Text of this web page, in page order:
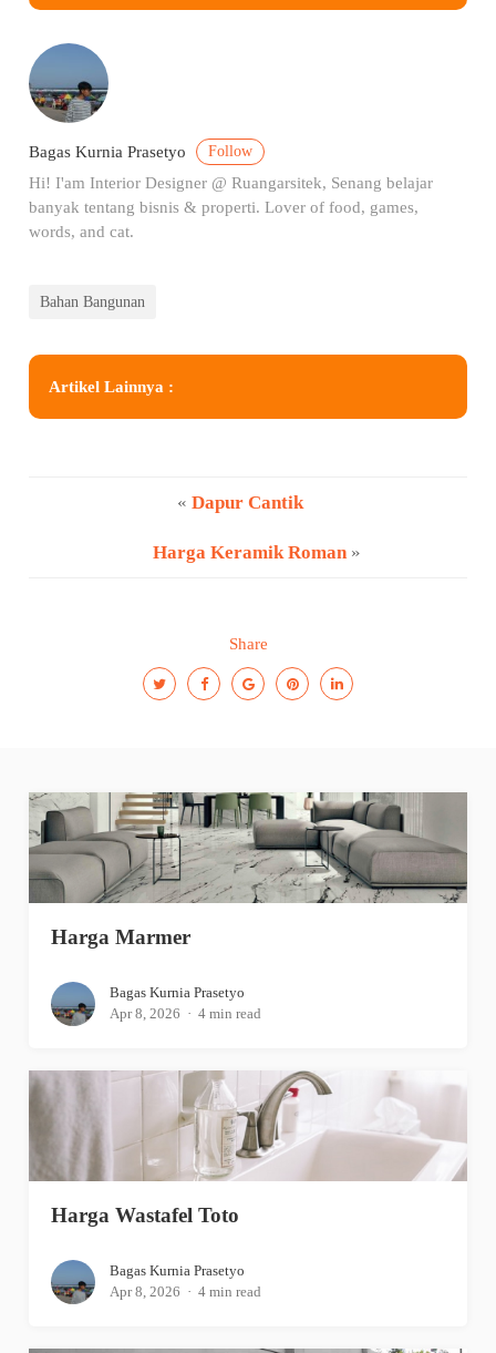
Share
Bagas Kurnia Prasetyo Follow
Hi! I'am Interior Designer @ Ruangarsitek, Senang belajar
banyak tentang bisnis & properti. Lover of food, games,
words, and cat.
Bahan Bangunan
Artikel Lainnya :
« Dapur Cantik
Harga Keramik Roman»
Harga Marmer
Bagas Kurnia Prasetyo
Apr 8, 2026
4 min read
Harga Wastafel Toto
Bagas Kurnia Prasetyo
Apr 8, 2026
4 min read